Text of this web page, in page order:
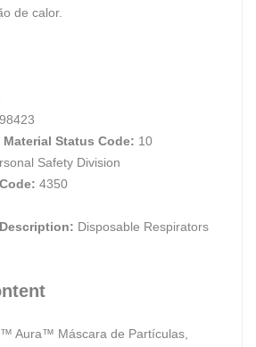
de calor.
Status Code: 10
Safety Division
4350
Disposable Respirators
Aura™ Máscara de Partículas,